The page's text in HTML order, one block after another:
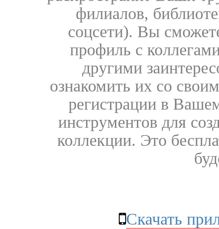
филиалов,
соцсети). Вы
профиль с
другими
ознакомить их со
регистрации в
инструментов для
коллекции. Это
Скачать